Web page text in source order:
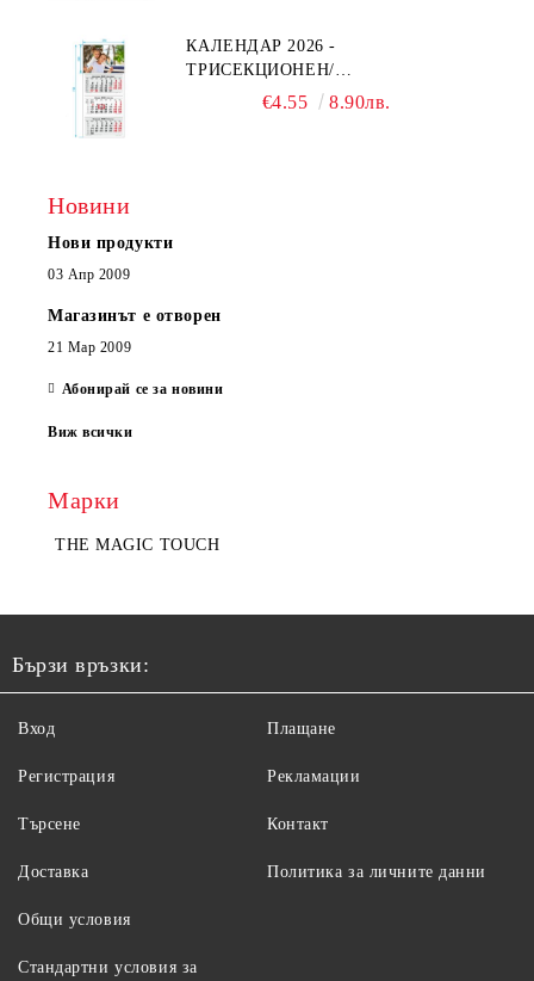
КАЛЕНДАР 2026 -
ТРИСЕКЦИОНЕН/
ЕДНОСЕКЦИОНЕН
€4.55 8.90лв.
Новини
Нови продукти
03 Апр 2009
Магазинът е отворен
21 Мар 2009
Абонирай се за новини
Виж всички
Марки
THE MAGIC TOUCH
Бързи връзки:
Вход
Регистрация
Търсене
Доставка
Плащане
Рекламации
Контакт
Политика за личните данни
Общи условия
Стандартни условия за